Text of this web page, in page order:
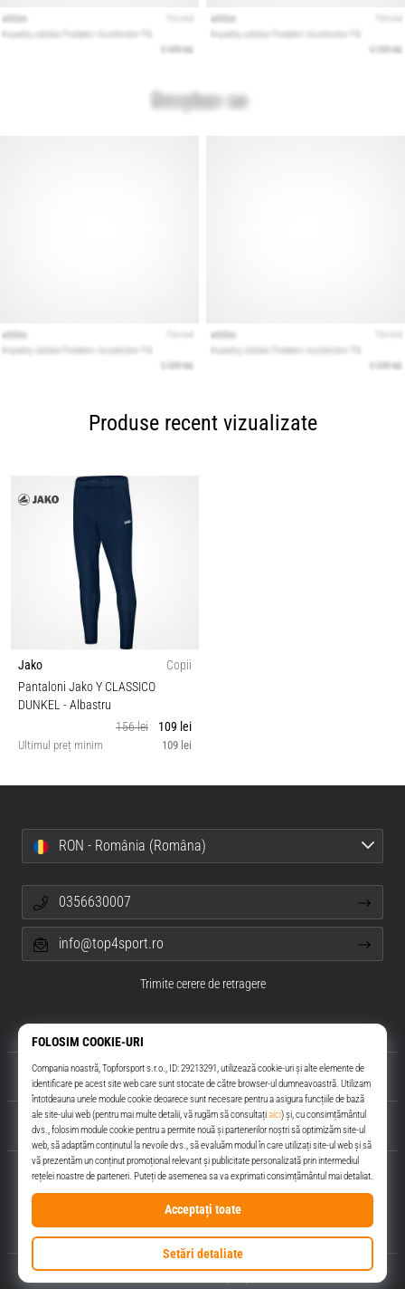
Produse recent vizualizate
Jako
Copii
Pantaloni Jako Y CLASSICO
DUNKEL - Albastru
156 lei
109 lei
Ultimul preț minim 109 lei
Top4Sport.ro
Despre noi
Servicii clienți
RON - România (Româna)
0356630007
info@top4sport.ro
Trimite cerere de retragere